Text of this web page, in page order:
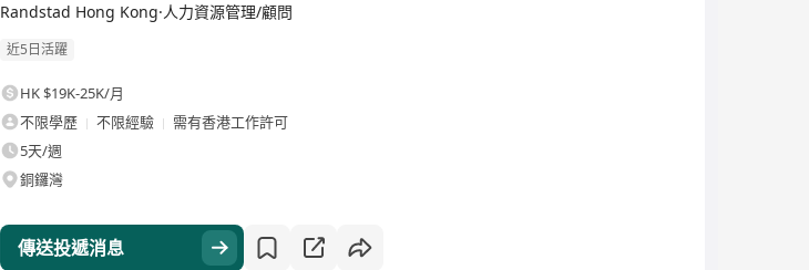
Randstad Hong Kong·人力資源管理/顧問
近5日活躍
HK $19K-25K/月
不限學歷
不限經驗
需有香港工作許可
5天/週
銅鑼灣
傳送投遞消息